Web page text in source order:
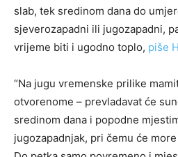
slab, tek sredinom dana do
sjeverozapadni ili jugozapadni,
vrijeme biti i ugodno toplo, piše
“Na jugu vremenske prilike
otvorenome – prevladavat će
sredinom dana i popodne
jugozapadnjak, pri čemu će